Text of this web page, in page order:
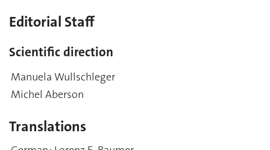
Editorial Staff
Scientific direction
Manuela Wullschleger
Michel Aberson
Translations